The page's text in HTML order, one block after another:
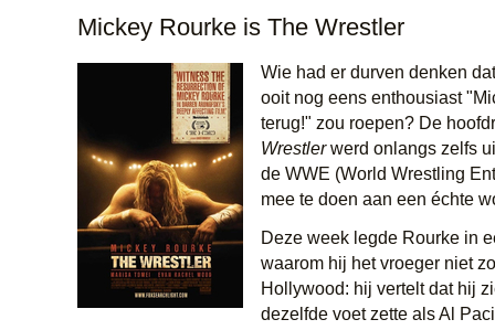
Mickey Rourke is The Wrestler
Wie had er durven denken
ooit nog eens enthousiast
terug!" zou roepen? De
Wrestlerwerd onlangs zelfs
de WWE (World Wrestling
mee te doen aan een échte
Deze week legde Rourke in
waarom hij het vroeger niet
Hollywood: hij vertelt dat hij
dezelfde voet zette als Al